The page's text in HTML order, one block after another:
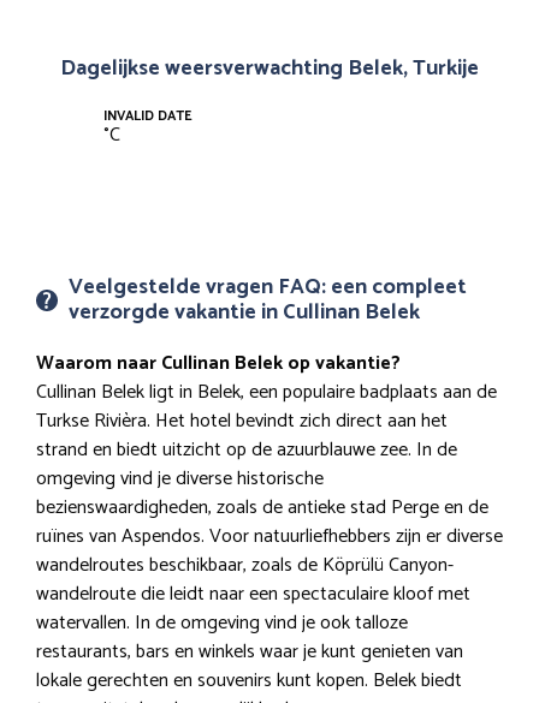
Dagelijkse weersverwachting Belek, Turkije
INVALID DATE
°C
Veelgestelde vragen FAQ: een compleet
verzorgde vakantie in Cullinan Belek
Waarom naar Cullinan Belek op vakantie?
Cullinan Belek ligt in Belek, een populaire badplaats aan de
Turkse Rivièra. Het hotel bevindt zich direct aan het
strand en biedt uitzicht op de azuurblauwe zee. In de
omgeving vind je diverse historische
bezienswaardigheden, zoals de antieke stad Perge en de
ruïnes van Aspendos. Voor natuurliefhebbers zijn er diverse
wandelroutes beschikbaar, zoals de Köprülü Canyon-
wandelroute die leidt naar een spectaculaire kloof met
watervallen. In de omgeving vind je ook talloze
restaurants, bars en winkels waar je kunt genieten van
lokale gerechten en souvenirs kunt kopen. Belek biedt